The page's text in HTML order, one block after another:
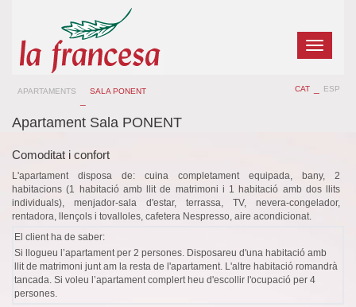
Toggle
APARTAMENTS SALA PONENT CAT ESP
Apartament Sala PONENT
Comoditat i confort
L'apartament disposa de: cuina completament equipada, bany, 2
habitacions (1 habitació amb llit de matrimoni i 1 habitació amb dos llits
individuals), menjador-sala d'estar, terrassa, TV, nevera-congelador,
rentadora, llençols i tovalloles, cafetera Nespresso, aire acondicionat.
El client ha de saber:
Si llogueu l’apartament per 2 persones. Disposareu d'una habitació amb
llit de matrimoni junt am la resta de l'apartament. L'altre habitació romandrà
tancada. Si voleu l’apartament complert heu d'escollir l'ocupació per 4
persones.